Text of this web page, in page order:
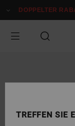
zur
springen
DOPPELTER
TREFFEN SIE